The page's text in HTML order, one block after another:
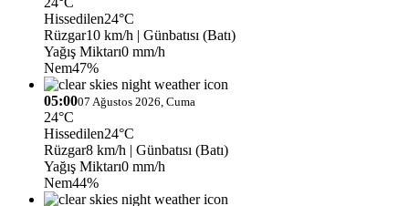
Hissedilen24°C
Rüzgar10 km/h | Günbatısı (Batı)
Yağış Miktarı0 mm/h
Nem47%
05:0007 Ağustos 2026, Cuma
24°C
Hissedilen24°C
Rüzgar8 km/h | Günbatısı (Batı)
Yağış Miktarı0 mm/h
Nem44%